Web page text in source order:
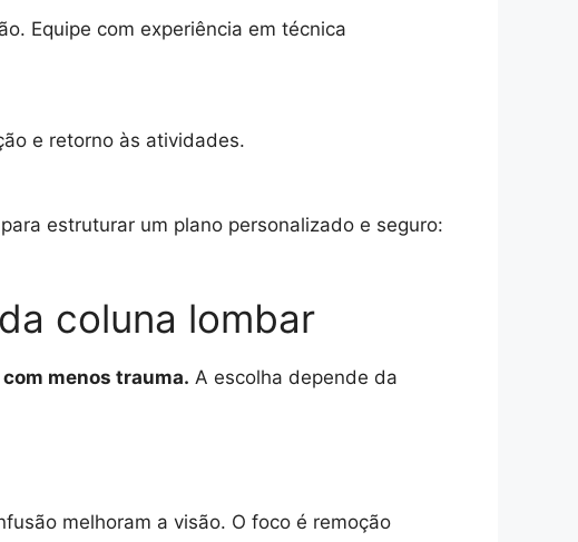
Equipe com experiência em técnica
e retorno às atividades.
estruturar um plano personalizado e seguro:
coluna lombar
menos trauma. A escolha depende da
melhoram a visão. O foco é remoção